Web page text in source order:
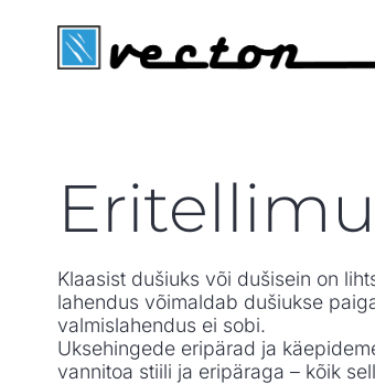
Klaasist dušiuks või dušisein on
lahendus võimaldab dušiukse
valmislahendus ei sobi.
Uksehingede eripärad ja
vannitoa stiili ja eripäraga – kõik